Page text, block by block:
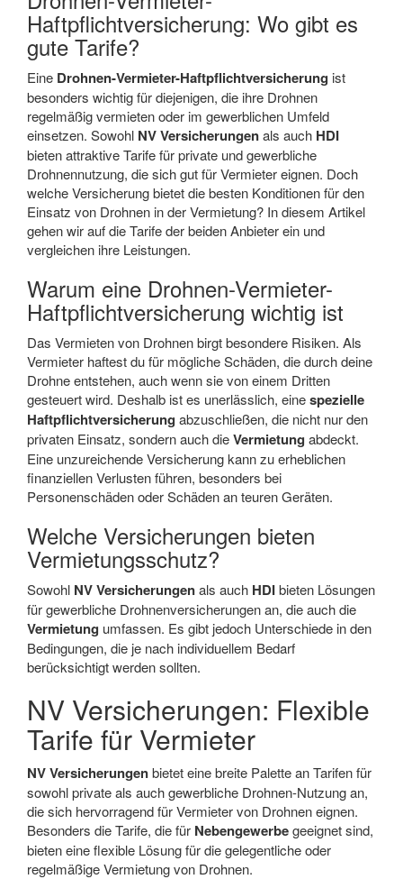
Haftpflichtversicherung: Wo gibt es
gute Tarife?
Eine Drohnen-Vermieter-Haftpflichtversicherung ist
besonders wichtig für diejenigen, die ihre Drohnen
regelmäßig vermieten oder im gewerblichen Umfeld
einsetzen. Sowohl NV Versicherungenals auch HDI
bieten attraktive Tarife für private und gewerbliche
Drohnennutzung, die sich gut für Vermieter eignen. Doch
welche Versicherung bietet die besten Konditionen für den
Einsatz von Drohnen in der Vermietung? In diesem Artikel
gehen wir auf die Tarife der beiden Anbieter ein und
vergleichen ihre Leistungen.
Warum eine Drohnen-Vermieter-
Haftpflichtversicherung wichtig ist
Das Vermieten von Drohnen birgt besondere Risiken. Als
Vermieter haftest du für mögliche Schäden, die durch deine
Drohne entstehen, auch wenn sie von einem Dritten
gesteuert wird. Deshalb ist es unerlässlich, einespezielle
Haftpflichtversicherung abzuschließen, die nicht nur den
privaten Einsatz, sondern auch dieVermietung abdeckt.
Eine unzureichende Versicherung kann zu erheblichen
finanziellen Verlusten führen, besonders bei
Personenschäden oder Schäden an teuren Geräten.
Welche Versicherungen bieten
Vermietungsschutz?
Sowohl NV Versicherungenals auch HDIbieten Lösungen
für gewerbliche Drohnenversicherungen an, die auch die
Vermietung umfassen. Es gibt jedoch Unterschiede in den
Bedingungen, die je nach individuellem Bedarf
berücksichtigt werden sollten.
NV Versicherungen: Flexible
Tarife für Vermieter
NV Versicherungenbietet eine breite Palette an Tarifen für
sowohl private als auch gewerbliche Drohnen-Nutzung an,
die sich hervorragend für Vermieter von Drohnen eignen.
Besonders die Tarife, die für Nebengewerbegeeignet sind,
bieten eine flexible Lösung für die gelegentliche oder
regelmäßige Vermietung von Drohnen.